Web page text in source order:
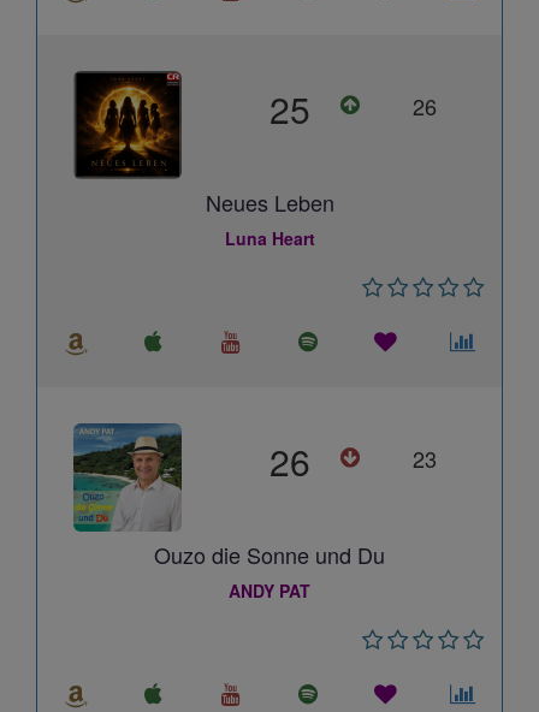
25 26
Neues Leben
Luna Heart
26 23
Ouzo die Sonne und Du
ANDY PAT